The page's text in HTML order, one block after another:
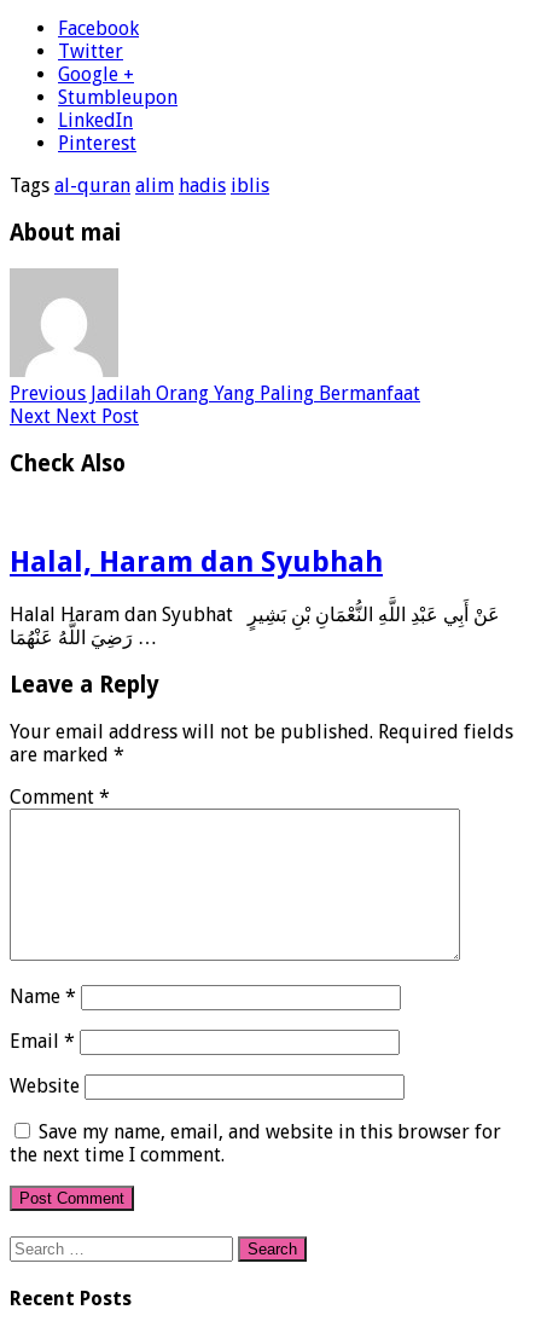
Facebook
Twitter
Google +
Stumbleupon
LinkedIn
Pinterest
Tags al-quran alim hadis iblis
About mai
Previous Jadilah Orang Yang Paling Bermanfaat
Next Next Post
Check Also
Halal, Haram dan Syubhah
Halal Haram dan Syubhat عَنْ أَبِي عَبْدِ اللَّهِ النُّعْمَانِ بْنِ بَشِيرٍ
رَضِيَ اللَّهُ عَنْهُمَا …
Leave a Reply
Your email address will not be published. Required fields
are marked *
Comment *
Name *
Email *
Website
Save my name, email, and website in this browser for
the next time I comment.
Search
for:
Recent Posts